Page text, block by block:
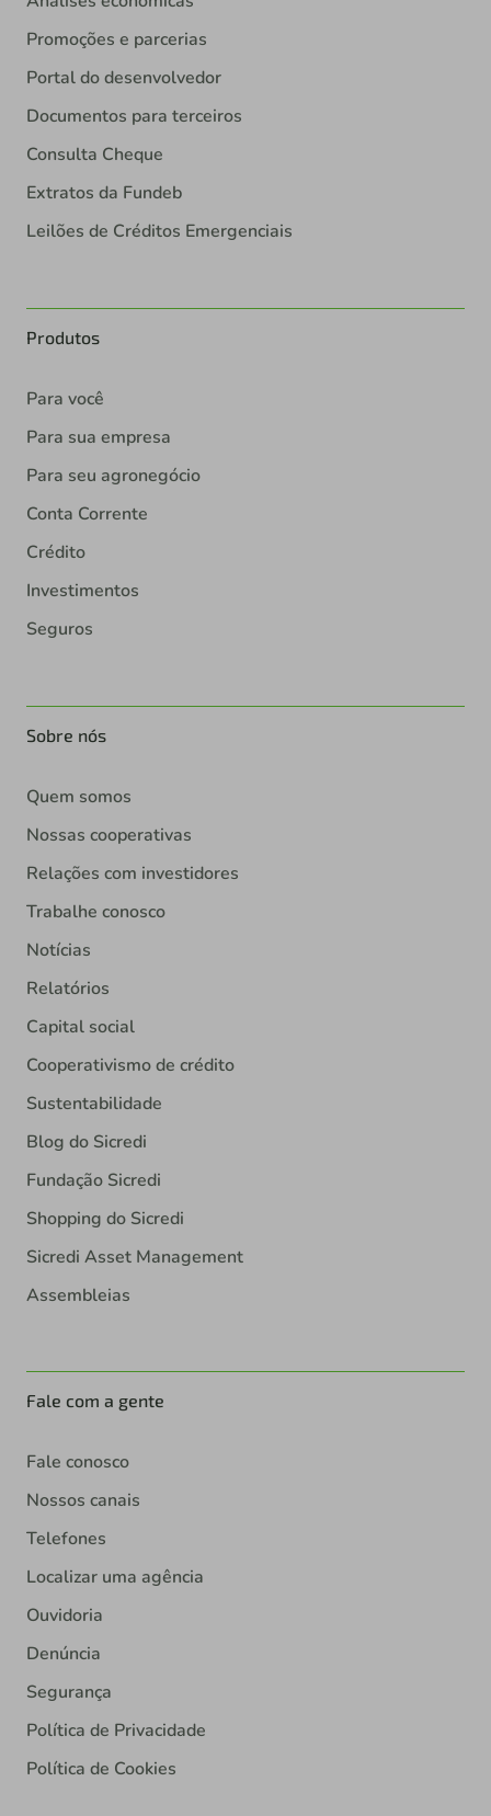
Promoções e parcerias
Portal do desenvolvedor
Documentos para terceiros
Consulta Cheque
Extratos da Fundeb
Leilões de Créditos Emergenciais
Produtos
Para você
Para sua empresa
Para seu agronegócio
Conta Corrente
Crédito
Investimentos
Seguros
Sobre nós
Quem somos
Nossas cooperativas
Relações com investidores
Trabalhe conosco
Notícias
Relatórios
Capital social
Cooperativismo de crédito
Sustentabilidade
Blog do Sicredi
Fundação Sicredi
Shopping do Sicredi
Sicredi Asset Management
Assembleias
Fale com a gente
Fale conosco
Nossos canais
Telefones
Localizar uma agência
Ouvidoria
Denúncia
Segurança
Política de Privacidade
Política de Cookies